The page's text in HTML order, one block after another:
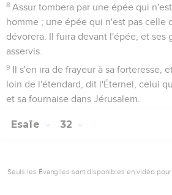
8 Assur tombera par une épée qui
homme ; une épée qui n'est pas celle
dévorera. Il fuira devant l'épée, et ses
asservis.
9 Il s'en ira de frayeur à sa forteresse,
loin de l'étendard, dit l'Éternel, celui
et sa fournaise dans Jérusalem.
Esaïe 32
Seuls les Évangiles sont disponibles en vidéo pour